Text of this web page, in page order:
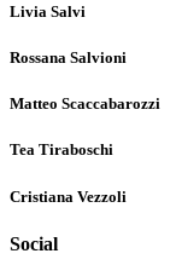
Livia Salvi
Rossana Salvioni
Matteo Scaccabarozzi
Tea Tiraboschi
Cristiana Vezzoli
Social